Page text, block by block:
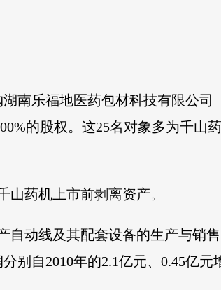
南乐福地医药包材科技有限公司
的股权。这25名对象多为千山
药机上市前剥离资产。
自动线及其配套设备的生产与销
自2010年的2.1亿元、0.45亿元